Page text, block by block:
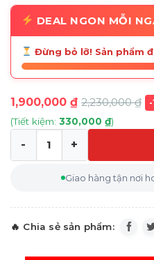
DEAL NGON MỖI
Đừng bỏ lỡ! Sản phẩm
1,900,000 ₫ 2,230,000₫ -
(Tiết kiệm: 330,000 ₫)
Máy Xay Thịt Tefal
Giao hàng tận nơi